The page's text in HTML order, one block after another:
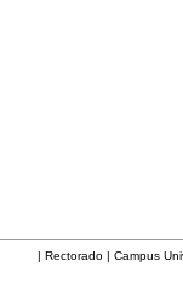
| Rectorado | Campus